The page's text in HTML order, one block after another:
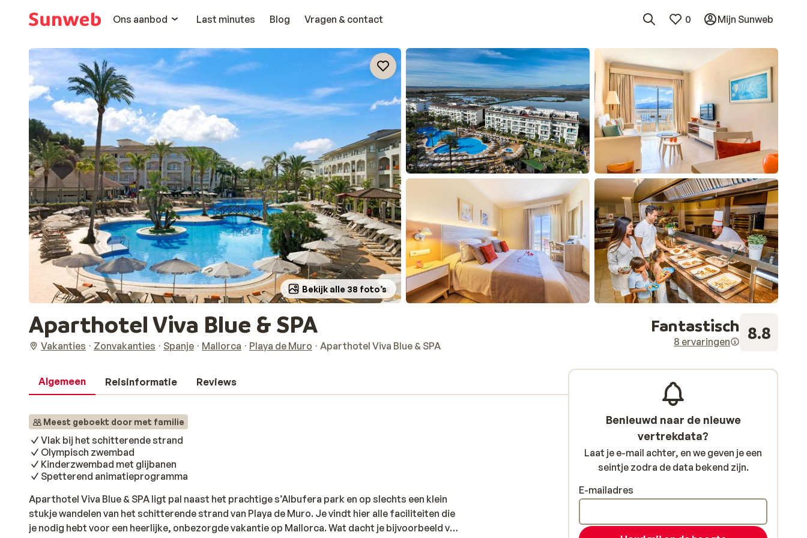
Ons aanbod
Last minutes Blog Vragen & contact 0 Mijn Sunweb
Bekijk alle 38 foto’s
Aparthotel Viva Blue & SPA
Vakanties Zonvakanties Spanje Mallorca Playa de Muro Aparthotel Viva Blue & SPA
Fantastisch
8 ervaringen 8.8
Algemeen Reisinformatie Reviews
Meest geboekt door met familie
Vlak bij het schitterende strand
Olympisch zwembad
Kinderzwembad met glijbanen
Spetterend animatieprogramma
Aparthotel Viva Blue & SPA ligt pal naast het prachtige s’Albufera park en op slechts een klein
stukje wandelen van het schitterende strand van Playa de Muro. Je vindt hier alle faciliteiten die
je nodig hebt voor een heerlijke, onbezorgde vakantie op Mallorca. Wat dacht je bijvoorbeeld van
Benieuwd naar de nieuwe
vertrekdata?
Laat je e-mail achter, en we geven je een
seintje zodra de data bekend zijn.
E-mailadres